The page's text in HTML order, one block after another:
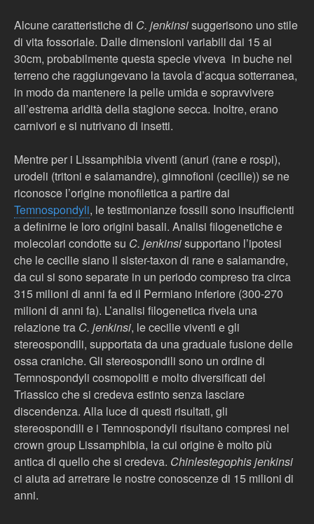
Alcune caratteristiche di C. jenkinsisuggerisono uno stile
di vita fossoriale. Dalle dimensioni variabili dai 15 ai
30cm, probabilmente questa specie viveva in buche nel
terreno che raggiungevano la tavola d’acqua sotterranea,
in modo da mantenere la pelle umida e sopravvivere
all’estrema aridità della stagione secca. Inoltre, erano
carnivori e si nutrivano di insetti.
Mentre per i Lissamphibia viventi (anuri (rane e rospi),
urodeli (tritoni e salamandre), gimnofioni (cecilie)) se ne
riconosce l’origine monofiletica a partire dai
Temnospondyli, le testimonianze fossili sono insufficienti
a definirne le loro origini basali. Analisi filogenetiche e
molecolari condotte su C. jenkinsisupportano l’ipotesi
che le cecilie siano il sister-taxon di rane e salamandre,
da cui si sono separate in un periodo compreso tra circa
315 milioni di anni fa ed il Permiano inferiore (300-270
milioni di anni fa). L’analisi filogenetica rivela una
relazione tra C. jenkinsi, le cecilie viventi e gli
stereospondili, supportata da una graduale fusione delle
ossa craniche. Gli stereospondili sono un ordine di
Temnospondyli cosmopoliti e molto diversificati del
Triassico che si credeva estinto senza lasciare
discendenza. Alla luce di questi risultati, gli
stereospondili e i Temnospondyli risultano compresi nel
crown group Lissamphibia, la cui origine è molto più
antica di quello che si credeva. Chinlestegophis jenkinsi
ci aiuta ad arretrare le nostre conoscenze di 15 milioni di
anni.